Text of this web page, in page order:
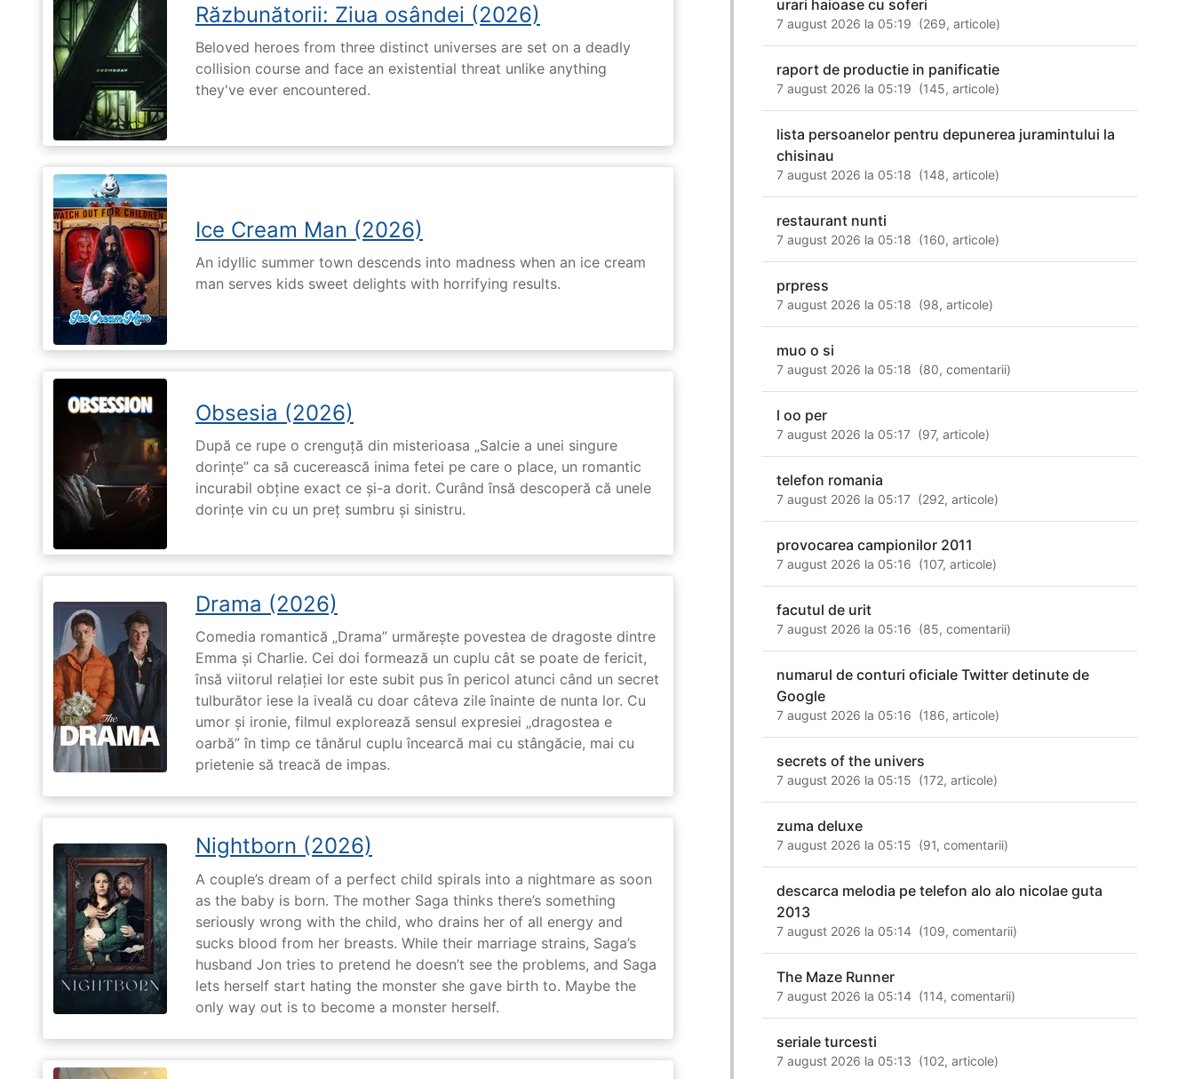
Răzbunătorii: Ziua osândei (2026)
Beloved heroes from three distinct universes are set on a deadly
collision course and face an existential threat unlike anything
they've ever encountered.
Ice Cream Man (2026)
An idyllic summer town descends into madness when an ice cream
man serves kids sweet delights with horrifying results.
Obsesia (2026)
După ce rupe o crenguță din misterioasa „Salcie a unei singure
dorințe” ca să cucerească inima fetei pe care o place, un romantic
incurabil obține exact ce și-a dorit. Curând însă descoperă că unele
dorințe vin cu un preț sumbru și sinistru.
Drama (2026)
Comedia romantică „Drama” urmărește povestea de dragoste dintre
Emma și Charlie. Cei doi formează un cuplu cât se poate de fericit,
însă viitorul relației lor este subit pus în pericol atunci când un secret
tulburător iese la iveală cu doar câteva zile înainte de nunta lor. Cu
umor și ironie, filmul explorează sensul expresiei „dragostea e
oarbă” în timp ce tânărul cuplu încearcă mai cu stângăcie, mai cu
prietenie să treacă de impas.
Nightborn (2026)
A couple’s dream of a perfect child spirals into a nightmare as soon
as the baby is born. The mother Saga thinks there’s something
seriously wrong with the child, who drains her of all energy and
sucks blood from her breasts. While their marriage strains, Saga’s
husband Jon tries to pretend he doesn’t see the problems, and Saga
lets herself start hating the monster she gave birth to. Maybe the
only way out is to become a monster herself.
urari haioase cu soferi
7 august 2026 la 05:19 (269,articole)
raport de productie in panificatie
7 august 2026 la 05:19 (145,articole)
lista persoanelor pentru depunerea juramintului la
chisinau
7 august 2026 la 05:18 (148,articole)
restaurant nunti
7 august 2026 la 05:18 (160,articole)
prpress
7 august 2026 la 05:18 (98,articole)
muo o si
7 august 2026 la 05:18 (80,comentarii)
l oo per
7 august 2026 la 05:17 (97,articole)
telefon romania
7 august 2026 la 05:17 (292,articole)
provocarea campionilor 2011
7 august 2026 la 05:16 (107,articole)
facutul de urit
7 august 2026 la 05:16 (85,comentarii)
numarul de conturi oficiale Twitter detinute de
Google
7 august 2026 la 05:16 (186,articole)
secrets of the univers
7 august 2026 la 05:15 (172,articole)
zuma deluxe
7 august 2026 la 05:15 (91,comentarii)
descarca melodia pe telefon alo alo nicolae guta
2013
7 august 2026 la 05:14 (109,comentarii)
The Maze Runner
7 august 2026 la 05:14 (114,comentarii)
seriale turcesti
7 august 2026 la 05:13 (102,articole)